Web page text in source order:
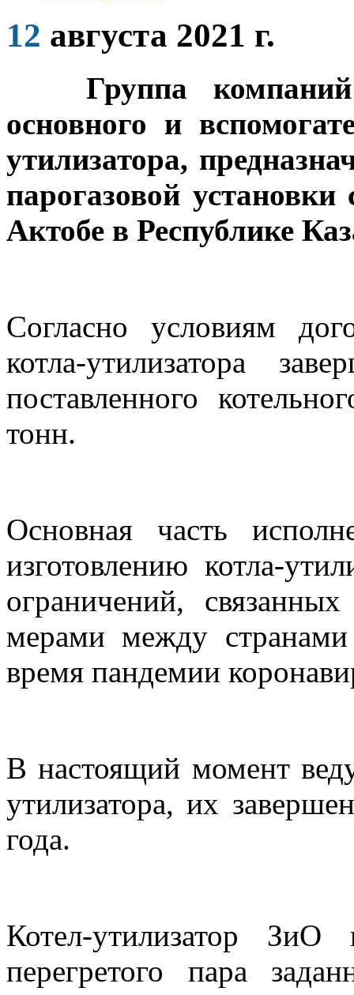
12 августа 2021 г.
Группа компаний
основного и
утилизатора,
парогазовой
Актобе в Республике
Согласно условиям
котла-утилизатора
поставленного
тонн.
Основная часть
изготовлению котла-
ограничений,
мерами между
время пандемии
В настоящий момент
утилизатора, их
года.
Котел-утилизатор ЗиО
перегретого пара